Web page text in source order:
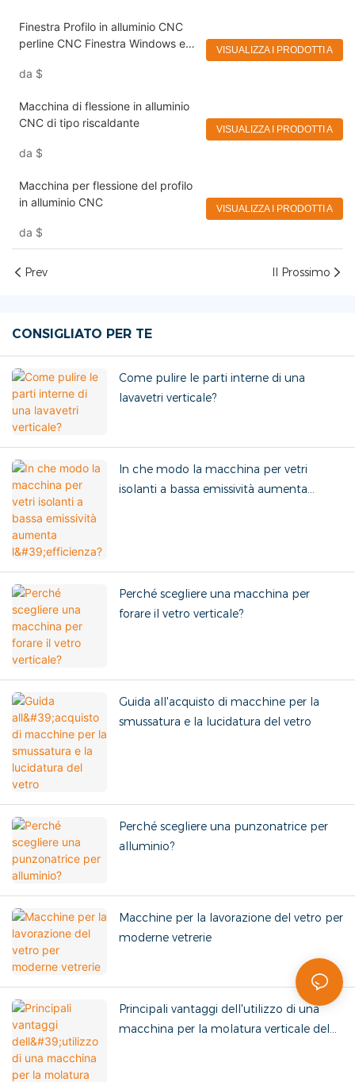
Finestra Profilo in alluminio CNC
perline CNC Finestra Windows e
da $
VISUALIZZA I PRODOTTI A
Macchina di flessione in alluminio
CNC di tipo riscaldante
da $
VISUALIZZA I PRODOTTI A
Macchina per flessione del profilo
in alluminio CNC
da $
VISUALIZZA I PRODOTTI A
Prev Il Prossimo
CONSIGLIATO PER TE
Come pulire le parti interne di una
lavavetri verticale?
In che modo la macchina per vetri
isolanti a bassa emissività aumenta
Perché scegliere una macchina per
forare il vetro verticale?
Guida all'acquisto di macchine per la
smussatura e la lucidatura del vetro
Perché scegliere una punzonatrice per
alluminio?
Macchine per la lavorazione del vetro per
moderne vetrerie
Principali vantaggi dell'utilizzo di una
macchina per la molatura verticale del